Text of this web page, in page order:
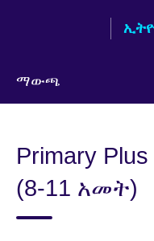
ማውጫ
language
Primary
(8-11 አመት)